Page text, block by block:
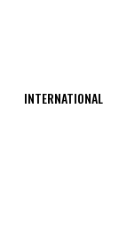
INTERNATIONAL